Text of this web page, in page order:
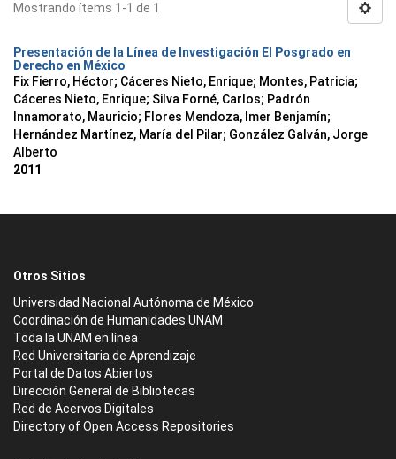
Mostrando ítems 1-1 de 1
Presentación de la Línea de Investigación El Posgrado en
Derecho en México
Fix Fierro, Héctor; Cáceres Nieto, Enrique; Montes, Patricia;
Cáceres Nieto, Enrique; Silva Forné, Carlos; Padrón
Innamorato, Mauricio; Flores Mendoza, Imer Benjamín;
Hernández Martínez, María del Pilar; González Galván, Jorge
Alberto
2011
Otros Sitios
Universidad Nacional Autónoma de México
Coordinación de Humanidades UNAM
Toda la UNAM en línea
Red Universitaria de Aprendizaje
Portal de Datos Abiertos
Dirección General de Bibliotecas
Red de Acervos Digitales
Directory of Open Access Repositories